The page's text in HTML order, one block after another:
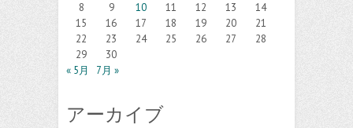
8
9 10 11 12 13
14
15
16 17 18 19 20
21
22
23 24 25 26 27
28
29
30
« 5月
7月 »
アーカイブ